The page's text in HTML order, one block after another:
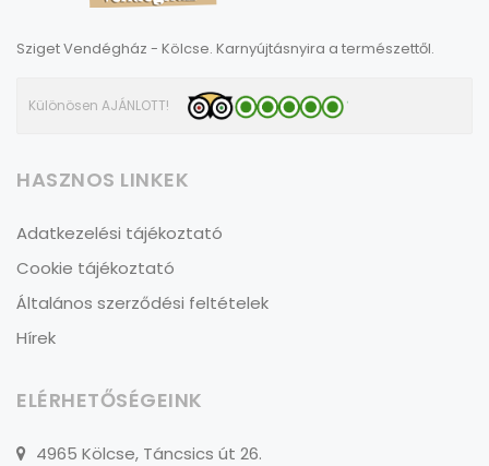
Sziget Vendégház - Kölcse. Karnyújtásnyira a természettől.
Különösen AJÁNLOTT!
HASZNOS LINKEK
Adatkezelési tájékoztató
Cookie tájékoztató
Általános szerződési feltételek
Hírek
ELÉRHETŐSÉGEINK
4965 Kölcse, Táncsics út 26.